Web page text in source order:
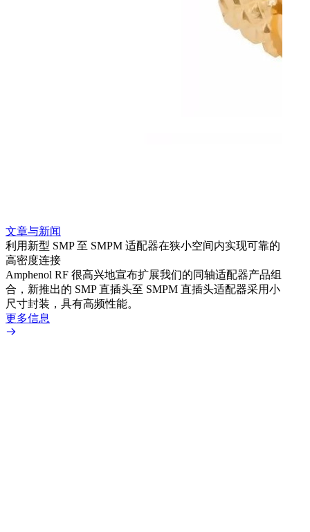
文章与新闻
利用新型 SMP 至 SMPM 适配器在狭小空间内实现可靠的
高密度连接
Amphenol RF 很高兴地宣布扩展我们的同轴适配器产品组
合，新推出的 SMP 直插头至 SMPM 直插头适配器采用小
尺寸封装，具有高频性能。
更多信息